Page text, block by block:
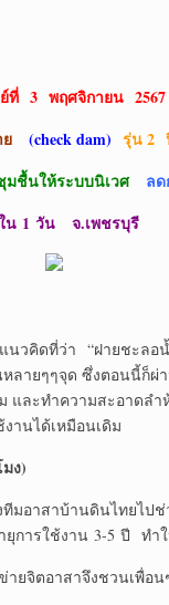
ที่ 3 พฤศจิกายน 2567
(check dam) รุ่น 2
ชื้นให้ระบบนิเวศลดก
น1 วัน จ.เพชรบุรี
นวคิดที่ว่า “ฝายชะลอ
ลายๆๆจุด ซึ่งตอนนี้ก็ผ่
ะทำความสะอาดลำ
านได้เหมือนเดิม
ง)
าสาบ้านดินไทยไปช่
การใช้งาน 3-5 ปี ทำใ
อาสาจึงชวนเพื่อนๆ